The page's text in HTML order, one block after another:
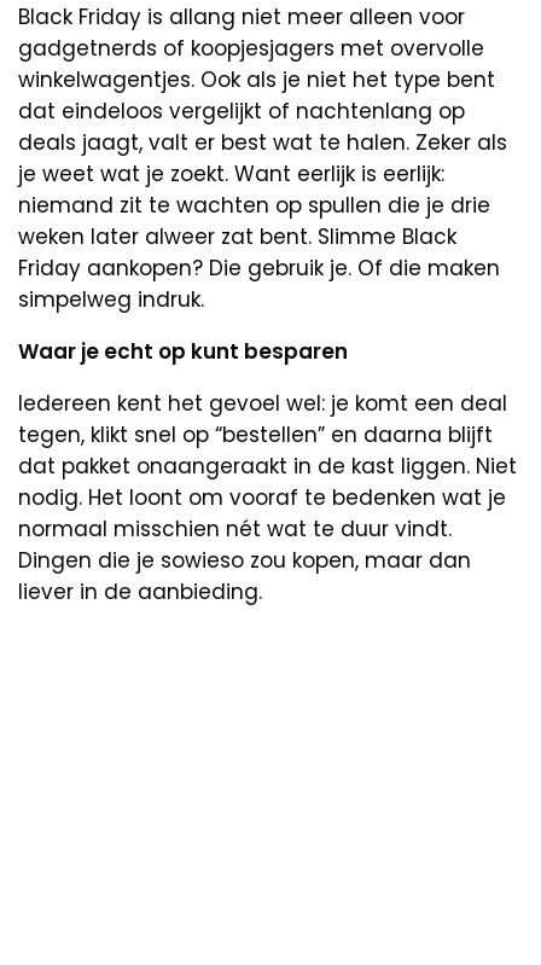
Black Friday is allang niet meer alleen voor
gadgetnerds of koopjesjagers met overvolle
winkelwagentjes. Ook als je niet het type bent
dat eindeloos vergelijkt of nachtenlang op
deals jaagt, valt er best wat te halen. Zeker als
je weet wat je zoekt. Want eerlijk is eerlijk:
niemand zit te wachten op spullen die je drie
weken later alweer zat bent. Slimme Black
Friday aankopen? Die gebruik je. Of die maken
simpelweg indruk.
Waar je echt op kunt besparen
Iedereen kent het gevoel wel: je komt een deal
tegen, klikt snel op “bestellen” en daarna blijft
dat pakket onaangeraakt in de kast liggen. Niet
nodig. Het loont om vooraf te bedenken wat je
normaal misschien nét wat te duur vindt.
Dingen die je sowieso zou kopen, maar dan
liever in de aanbieding.